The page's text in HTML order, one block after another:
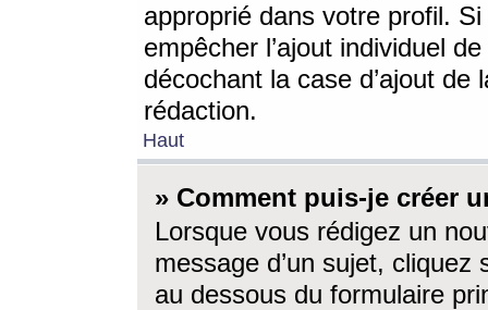
approprié dans votre profil.
empêcher l’ajout individuel
décochant la case d’ajout
rédaction.
Haut
» Comment puis-je créer
Lorsque vous rédigez un
message d’un sujet, cliquez
au dessous du formulaire